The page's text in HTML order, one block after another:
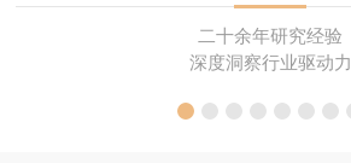
二十余年研究经验
深度洞察行业驱动力